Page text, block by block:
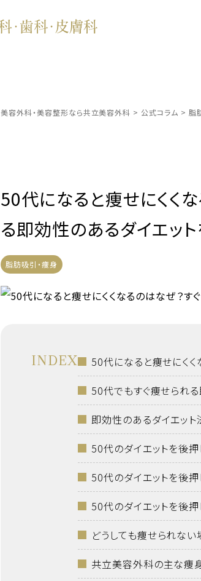
美容外科・美容整形なら共立美容外科 > 公式コラム > 脂
50代になると痩せにくく
る即効性のあるダイエッ
脂肪吸引・痩身
INDEX
50代になると痩せにく
50代でもすぐ痩せられ
即効性のあるダイエット
50代のダイエットを後
50代のダイエットを後
50代のダイエットを後
どうしても痩せられな
共立美容外科の主な痩